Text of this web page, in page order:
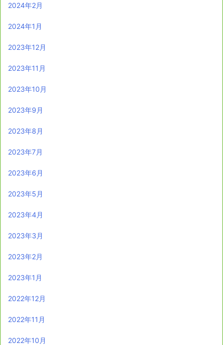
2024年2月
2024年1月
2023年12月
2023年11月
2023年10月
2023年9月
2023年8月
2023年7月
2023年6月
2023年5月
2023年4月
2023年3月
2023年2月
2023年1月
2022年12月
2022年11月
2022年10月